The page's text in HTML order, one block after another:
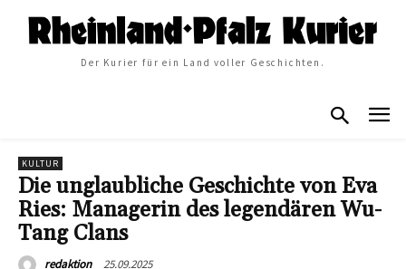
Der Kurier für ein Land voller Geschichten.
KULTUR
Die unglaubliche Geschichte von Eva
Ries: Managerin des legendären Wu-
Tang Clans
redaktion 25.09.2025